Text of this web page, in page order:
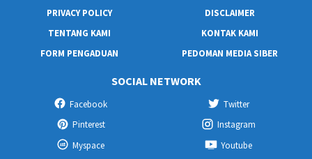
PRIVACY POLICY
DISCLAIMER
TENTANG KAMI
KONTAK KAMI
FORM PENGADUAN
PEDOMAN MEDIA SIBER
SOCIAL NETWORK
Facebook
Twitter
Pinterest
Instagram
Myspace
Youtube